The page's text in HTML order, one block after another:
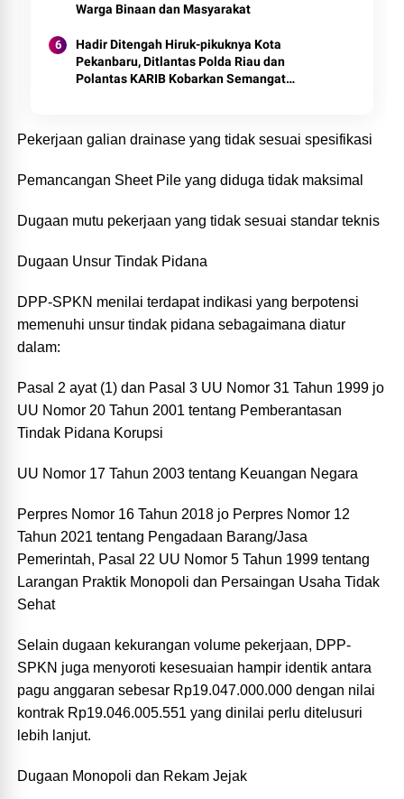
Warga Binaan dan Masyarakat
Hadir Ditengah Hiruk-pikuknya Kota
Pekanbaru, Ditlantas Polda Riau dan
Polantas KARIB Kobarkan Semangat
Pekerjaan galian drainase yang tidak sesuai spesifikasi
Pemancangan Sheet Pile yang diduga tidak maksimal
Dugaan mutu pekerjaan yang tidak sesuai standar teknis
Dugaan Unsur Tindak Pidana
DPP-SPKN menilai terdapat indikasi yang berpotensi
memenuhi unsur tindak pidana sebagaimana diatur
dalam:
Pasal 2 ayat (1) dan Pasal 3 UU Nomor 31 Tahun 1999 jo
UU Nomor 20 Tahun 2001 tentang Pemberantasan
Tindak Pidana Korupsi
UU Nomor 17 Tahun 2003 tentang Keuangan Negara
Perpres Nomor 16 Tahun 2018 jo Perpres Nomor 12
Tahun 2021 tentang Pengadaan Barang/Jasa
Pemerintah, Pasal 22 UU Nomor 5 Tahun 1999 tentang
Larangan Praktik Monopoli dan Persaingan Usaha Tidak
Sehat
Selain dugaan kekurangan volume pekerjaan, DPP-
SPKN juga menyoroti kesesuaian hampir identik antara
pagu anggaran sebesar Rp19.047.000.000 dengan nilai
kontrak Rp19.046.005.551 yang dinilai perlu ditelusuri
lebih lanjut.
Dugaan Monopoli dan Rekam Jejak